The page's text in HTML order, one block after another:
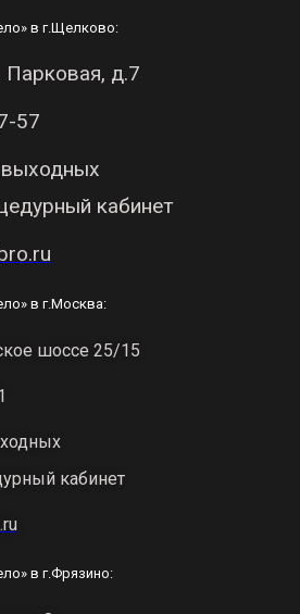
в г.Щелково:
д.7
57
кабинет
в г.Москва:
шоссе 25/15
кабинет
в г.Фрязино: